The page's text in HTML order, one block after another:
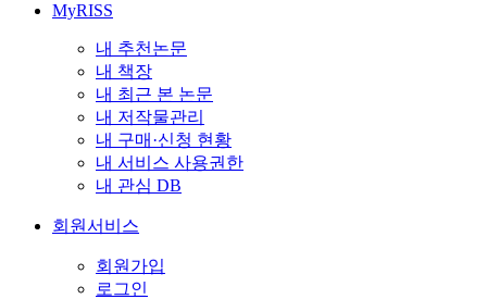
MyRISS
내 추천논문
내 책장
내 최근 본 논문
내 저작물관리
내 구매·신청 현황
내 서비스 사용권한
내 관심 DB
회원서비스
회원가입
로그인